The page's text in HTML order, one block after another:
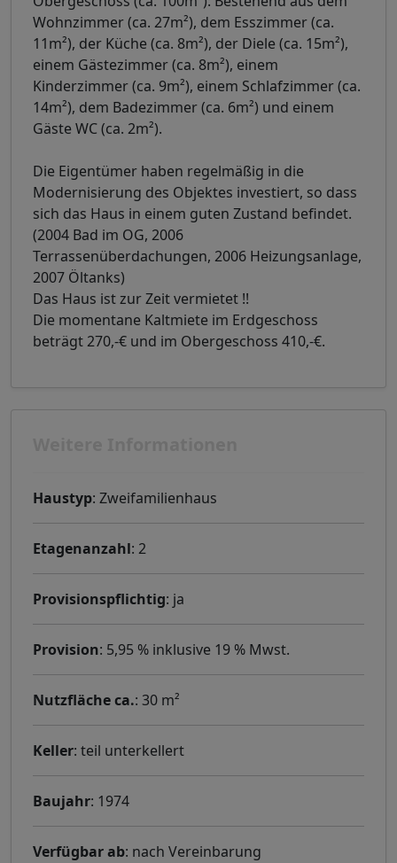
Wohnzimmer (ca. 27m²), dem Esszimmer (ca.
11m²), der Küche (ca. 8m²), der Diele (ca. 15m²),
einem Gästezimmer (ca. 8m²), einem
Kinderzimmer (ca. 9m²), einem Schlafzimmer (ca.
14m²), dem Badezimmer (ca. 6m²) und einem
Gäste WC (ca. 2m²).
Die Eigentümer haben regelmäßig in die
Modernisierung des Objektes investiert, so dass
sich das Haus in einem guten Zustand befindet.
(2004 Bad im OG, 2006
Terrassenüberdachungen, 2006 Heizungsanlage,
2007 Öltanks)
Das Haus ist zur Zeit vermietet !!
Die momentane Kaltmiete im Erdgeschoss
beträgt 270,-€ und im Obergeschoss 410,-€.
Haustyp: Zweifamilienhaus
Etagenanzahl: 2
Provisionspflichtig: ja
Provision: 5,95 % inklusive 19 % Mwst.
Nutzfläche ca.: 30 m²
Keller: teil unterkellert
Baujahr: 1974
Verfügbar ab: nach Vereinbarung